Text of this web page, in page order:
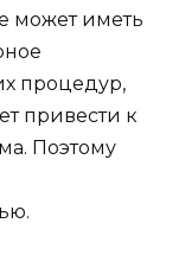
может иметь
процедур,
привести к
Поэтому